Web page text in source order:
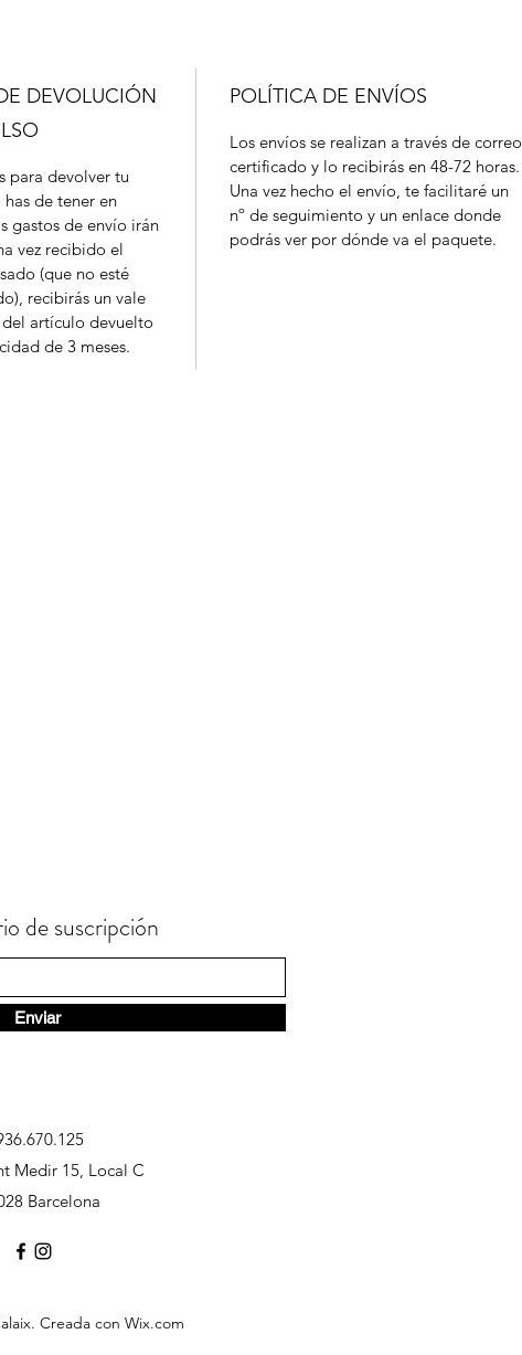
DEVOLUCIÓN
para devolver tu
de tener en
gastos de envío irán
vez recibido el
(que no esté
recibirás un vale
artículo devuelto
de 3 meses.
POLÍTICA DE ENVÍOS
Los envíos se realizan a través de correo
certificado y lo recibirás en 48-72 horas.
Una vez hecho el envío, te facilitaré un
nº de seguimiento y un enlace donde
podrás ver por dónde va el paquete.
de suscripción
Enviar
Medir 15, Local C
Barcelona
Creada con Wix.com